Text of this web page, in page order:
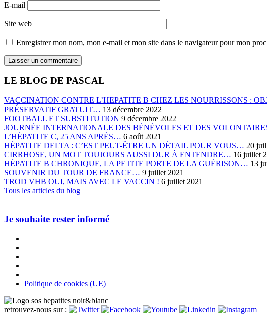
E-mail
Site web
Enregistrer mon nom, mon e-mail et mon site dans le navigateur pour mon
LE BLOG DE PASCAL
VACCINATION CONTRE L’HEPATITE B CHEZ LES NOURRISSONS :
PRÉSERVATIF GRATUIT… 13 décembre 2022
FOOTBALL ET SUBSTITUTION 9 décembre 2022
JOURNÉE INTERNATIONALE DES BÉNÉVOLES ET DES
L’HÉPATITE C, 25 ANS APRÈS… 6 août 2021
HÉPATITE DELTA : C’EST PEUT-ÊTRE UN DÉTAIL POUR VOUS… 20
CIRRHOSE, UN MOT TOUJOURS AUSSI DUR À ENTENDRE… 16 juillet
HÉPATITE B CHRONIQUE, LA PETITE PORTE DE LA GUÉRISON… 13
SOUVENIR DU TOUR DE FRANCE… 9 juillet 2021
TROD VHB OUI, MAIS AVEC LE VACCIN ! 6 juillet 2021
Tous les articles du blog
Je souhaite rester informé
Politique de cookies (UE)
retrouvez-nous sur :